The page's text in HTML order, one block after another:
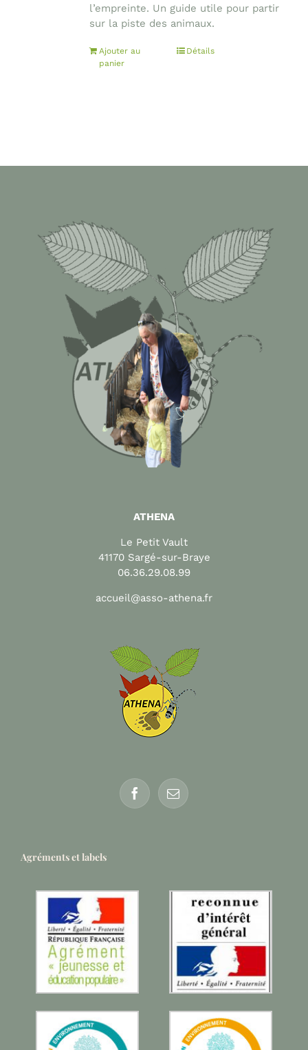
l’empreinte. Un guide utile pour partir
sur la piste des animaux.
Ajouter au
panier
Détails
ATHENA
Le Petit Vault
41170 Sargé-sur-Braye
06.36.29.08.99
accueil@asso-athena.fr
Agréments et labels